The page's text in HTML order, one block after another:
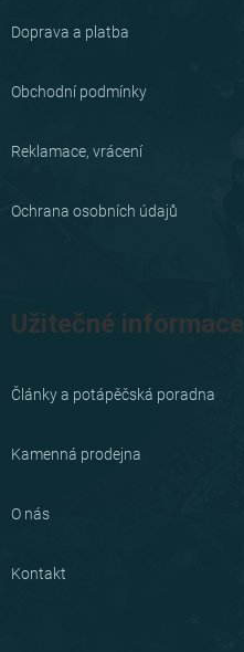
aDoprava a platba
Obchodní podmínky
Reklamace, vrácení
Ochrana osobních údajů
Užitečné informace
Články a potápěčská poradna
Kamenná prodejna
O nás
Kontakt